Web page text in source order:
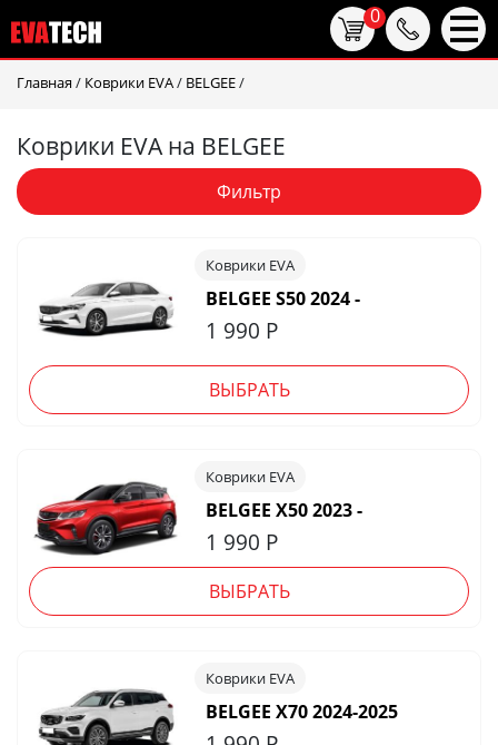
Главная / Коврики EVA/ BELGEE/
Коврики EVA на BELGEE
Фильтр
Коврики EVA
BELGEE S50 2024 -
1 990 Р
ВЫБРАТЬ
Коврики EVA
BELGEE X50 2023 -
1 990 Р
ВЫБРАТЬ
Коврики EVA
BELGEE X70 2024-2025
0